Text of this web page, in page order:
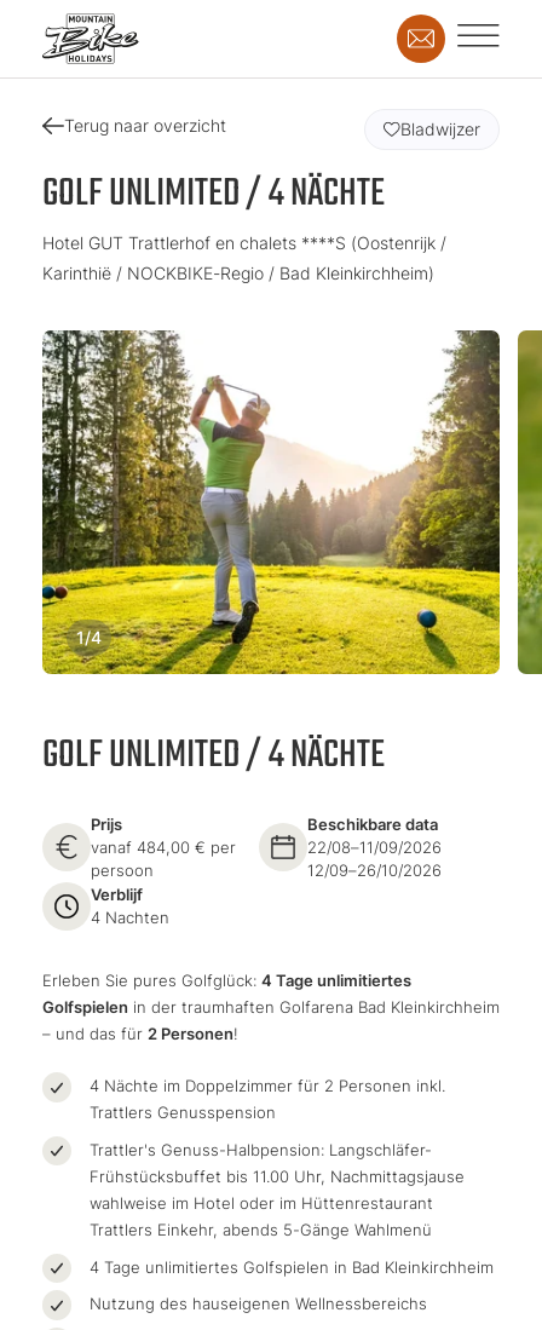
Terug naar overzicht
GOLF UNLIMITED / 4 NÄCHTE
Hotel GUT Trattlerhof en chalets ****S (Oostenrijk /
Karinthië / NOCKBIKE-Regio / Bad Kleinkirchheim)
Bladwijzer
1/4
GOLF UNLIMITED / 4 NÄCHTE
Prijs
vanaf 484,00 € per
persoon
Beschikbare data
22/08–11/09/2026
12/09–26/10/2026
Verblijf
4 Nachten
Erleben Sie pures Golfglück: 4 Tage unlimitiertes
Golfspielen in der traumhaften Golfarena Bad Kleinkirchheim
– und das für 2 Personen!
4 Nächte im Doppelzimmer für 2 Personen inkl.
Trattlers Genusspension
Trattler's Genuss-Halbpension: Langschläfer-
Frühstücksbuffet bis 11.00 Uhr, Nachmittagsjause
wahlweise im Hotel oder im Hüttenrestaurant
Trattlers Einkehr, abends 5-Gänge Wahlmenü
4 Tage unlimitiertes Golfspielen in Bad Kleinkirchheim
Nutzung des hauseigenen Wellnessbereichs